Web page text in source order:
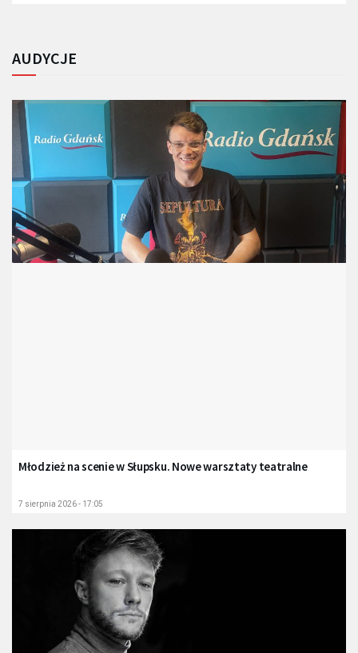
AUDYCJE
Młodzież na scenie w Słupsku. Nowe warsztaty teatralne
7 sierpnia 2026 - 17:05